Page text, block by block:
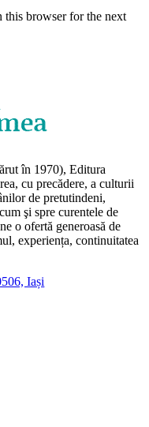
this browser for the next
în 1970), Editura
cu precădere, a culturii
de pretutindeni,
şi spre curentele de
o ofertă generoasă de
experiența, continuitatea
Iași